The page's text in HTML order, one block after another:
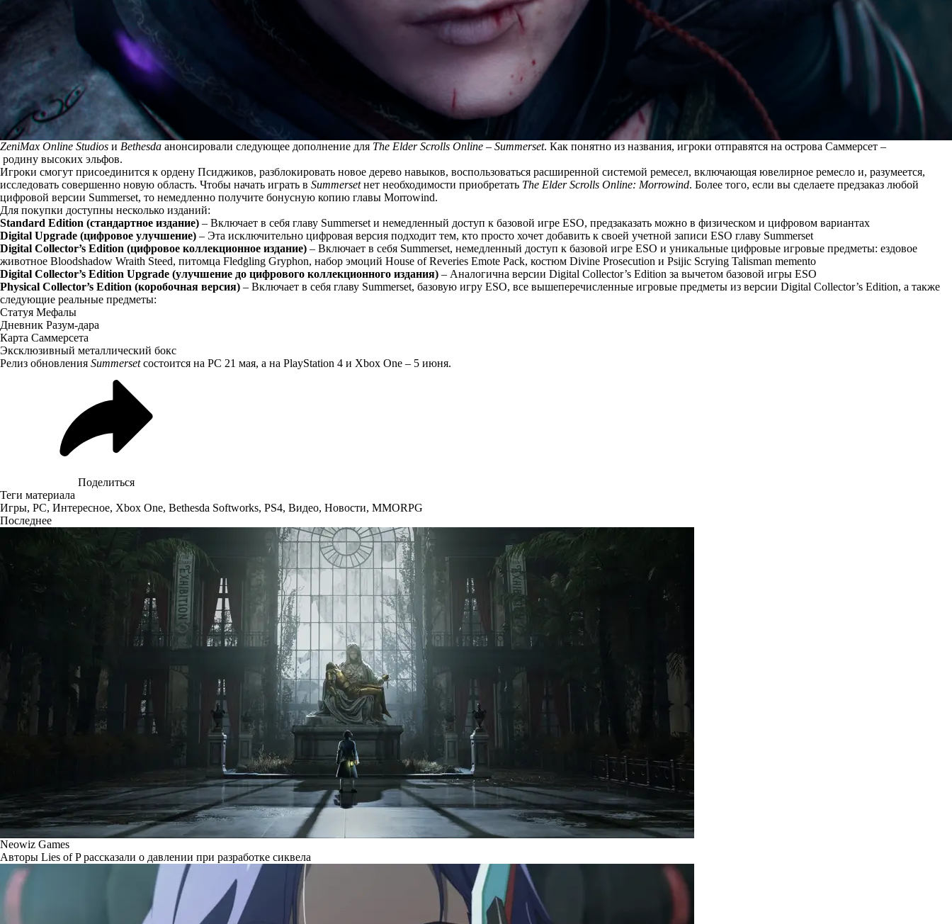
ZeniMax Online Studios и Bethesda анонсировали следующее дополнение для The Elder Scrolls Online – Summerset. Как понятно из названия, игроки отправятся на острова Саммерсет –
родину высоких эльфов.
Игроки смогут присоединится к ордену Псиджиков, разблокировать новое дерево навыков, воспользоваться расширенной системой ремесел, включающая ювелирное ремесло и, разумеется,
исследовать совершенно новую область. Чтобы начать играть в Summersetнет необходимости приобретать The Elder Scrolls Online: Morrowind. Более того, если вы сделаете предзаказ любой
цифровой версии Summerset, то немедленно получите бонусную копию главы Morrowind.
Для покупки доступны несколько изданий:
Standard Edition (стандартное издание) – Включает в себя главу Summerset и немедленный доступ к базовой игре ESO, предзаказать можно в физическом и цифровом вариантах
Digital Upgrade (цифровое улучшение) – Эта исключительно цифровая версия подходит тем, кто просто хочет добавить к своей учетной записи ESO главу Summerset
Digital Collector’s Edition (цифровое коллекционное издание) – Включает в себя Summerset, немедленный доступ к базовой игре ESO и уникальные цифровые игровые предметы: ездовое
животное Bloodshadow Wraith Steed, питомца Fledgling Gryphon, набор эмоций House of Reveries Emote Pack, костюм Divine Prosecution и Psijic Scrying Talisman memento
Digital Collector’s Edition Upgrade (улучшение до цифрового коллекционного издания) – Аналогична версии Digital Collector’s Edition за вычетом базовой игры ESO
Physical Collector’s Edition (коробочная версия) – Включает в себя главу Summerset, базовую игру ESO, все вышеперечисленные игровые предметы из версии Digital Collector’s Edition, а также
следующие реальные предметы:
Статуя Мефалы
Дневник Разум-дара
Карта Саммерсета
Эксклюзивный металлический бокс
Релиз обновления Summersetсостоится на PC 21 мая, а на PlayStation 4 и Xbox One – 5 июня.
Поделиться
Теги материала
Игры, PC, Интересное, Xbox One, Bethesda Softworks, PS4, Видео, Новости, MMORPG
Последнее
Neowiz Games
Авторы Lies of P рассказали о давлении при разработке сиквела